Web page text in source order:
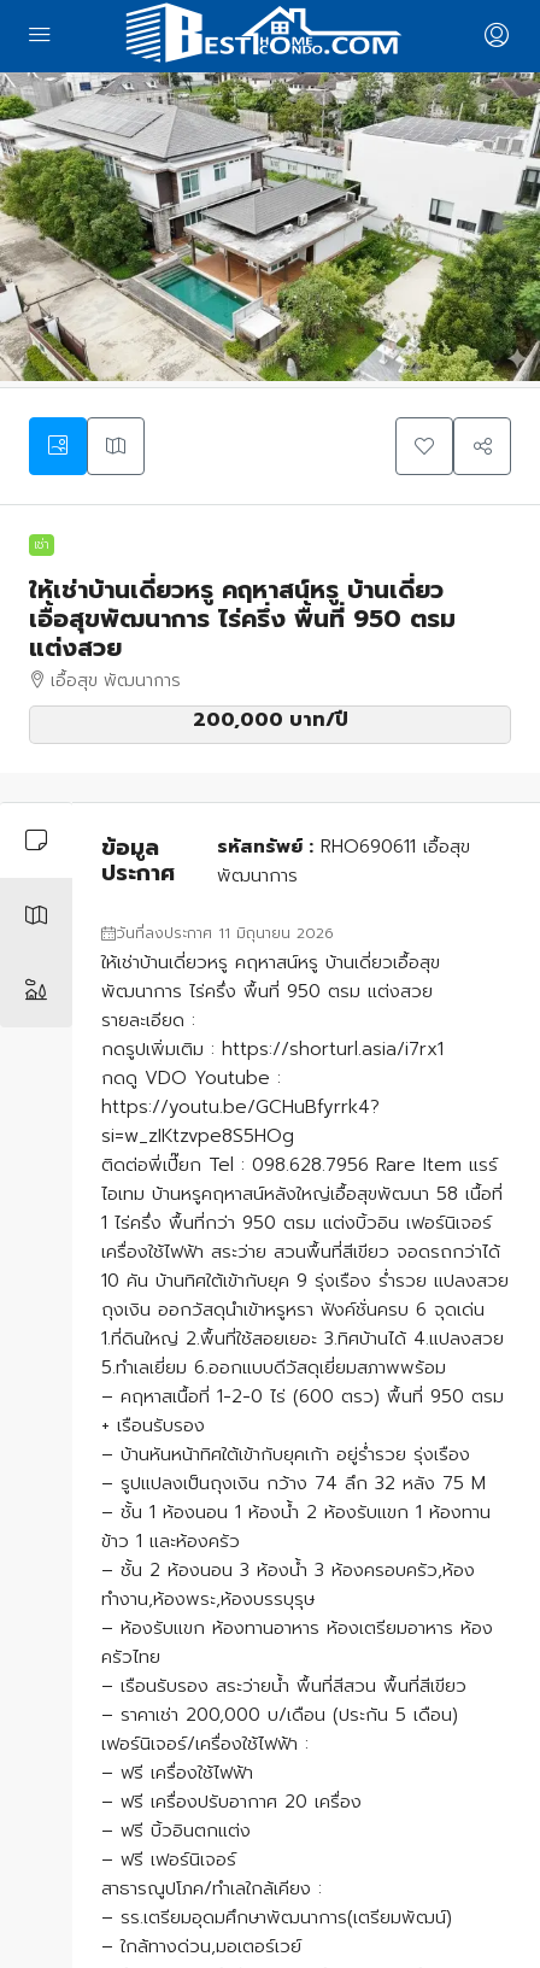
เช่า
ให้เช่าบ้านเดี่ยวหรู คฤหาสน์หรู บ้านเดี่ยว
เอื้อสุขพัฒนาการ ไร่ครึ่ง พื้นที่ 950 ตรม
แต่งสวย
เอื้อสุข พัฒนาการ
200,000 บาท/ปี
ข้อมูล
ประกาศ
รหัสทรัพย์ : RHO690611 เอื้อสุข
พัฒนาการ
วันที่ลงประกาศ 11 มิถุนายน 2026
ให้เช่าบ้านเดี่ยวหรู คฤหาสน์หรู บ้านเดี่ยวเอื้อสุข
พัฒนาการ ไร่ครึ่ง พื้นที่ 950 ตรม แต่งสวย
รายละเอียด :
กดรูปเพิ่มเติม : https://shorturl.asia/i7rx1
กดดู VDO Youtube :
https://youtu.be/GCHuBfyrrk4?
si=w_zIKtzvpe8S5HOg
ติดต่อพี่เปี๊ยก Tel : 098.628.7956 Rare Item แรร์
ไอเทม บ้านหรูคฤหาสน์หลังใหญ่เอื้อสุขพัฒนา 58 เนื้อที่
1 ไร่ครึ่ง พื้นที่กว่า 950 ตรม แต่งบิ้วอิน เฟอร์นิเจอร์
เครื่องใช้ไฟฟ้า สระว่าย สวนพื้นที่สีเขียว จอดรถกว่าได้
10 คัน บ้านทิศใต้เข้ากับยุค 9 รุ่งเรือง ร่ำรวย แปลงสวย
ถุงเงิน ออกวัสดุนำเข้าหรูหรา ฟังค์ชั่นครบ 6 จุดเด่น
1.ที่ดินใหญ่ 2.พื้นที่ใช้สอยเยอะ 3.ทิศบ้านได้ 4.แปลงสวย
5.ทำเลเยี่ยม 6.ออกแบบดีวัสดุเยี่ยมสภาพพร้อม
– คฤหาสเนื้อที่ 1-2-0 ไร่ (600 ตรว) พื้นที่ 950 ตรม
+ เรือนรับรอง
– บ้านหันหน้าทิศใต้เข้ากับยุคเก้า อยู่ร่ำรวย รุ่งเรือง
– รูปแปลงเป็นถุงเงิน กว้าง 74 ลึก 32 หลัง 75 M
– ชั้น 1 ห้องนอน 1 ห้องน้ำ 2 ห้องรับแขก 1 ห้องทาน
ข้าว 1 และห้องครัว
– ชั้น 2 ห้องนอน 3 ห้องน้ำ 3 ห้องครอบครัว,ห้อง
ทำงาน,ห้องพระ,ห้องบรรบุรุษ
– ห้องรับแขก ห้องทานอาหาร ห้องเตรียมอาหาร ห้อง
ครัวไทย
– เรือนรับรอง สระว่ายน้ำ พื้นที่สีสวน พื้นที่สีเขียว
– ราคาเช่า 200,000 บ/เดือน (ประกัน 5 เดือน)
เฟอร์นิเจอร์/เครื่องใช้ไฟฟ้า :
– ฟรี เครื่องใช้ไฟฟ้า
– ฟรี เครื่องปรับอากาศ 20 เครื่อง
– ฟรี บิ้วอินตกแต่ง
– ฟรี เฟอร์นิเจอร์
สาธารณูปโภค/ทำเลใกล้เคียง :
– รร.เตรียมอุดมศึกษาพัฒนาการ(เตรียมพัฒน์)
– ใกล้ทางด่วน,มอเตอร์เวย์